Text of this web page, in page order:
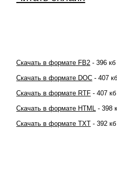
Скачать в формате FB2 - 396 кб
Скачать в формате DOC - 407
Скачать в формате RTF - 407 кб
Скачать в формате HTML - 398
Скачать в формате TXT - 392 кб